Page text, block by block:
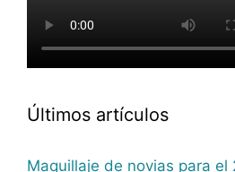
Últimos artículos
Maquillaje de novias para el